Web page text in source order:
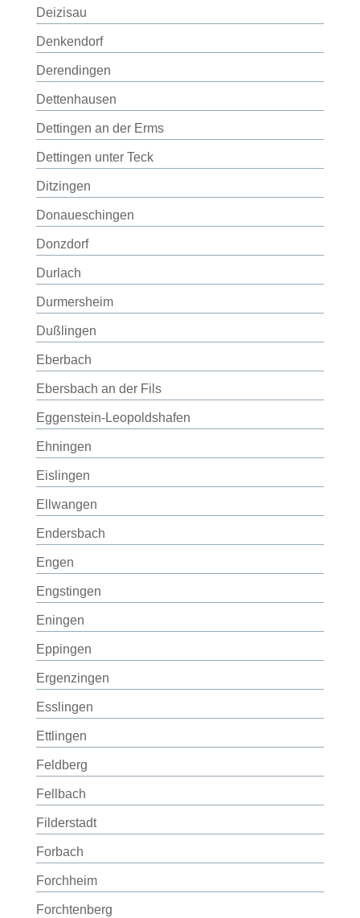
Deizisau
Denkendorf
Derendingen
Dettenhausen
Dettingen an der Erms
Dettingen unter Teck
Ditzingen
Donaueschingen
Donzdorf
Durlach
Durmersheim
Dußlingen
Eberbach
Ebersbach an der Fils
Eggenstein-Leopoldshafen
Ehningen
Eislingen
Ellwangen
Endersbach
Engen
Engstingen
Eningen
Eppingen
Ergenzingen
Esslingen
Ettlingen
Feldberg
Fellbach
Filderstadt
Forbach
Forchheim
Forchtenberg